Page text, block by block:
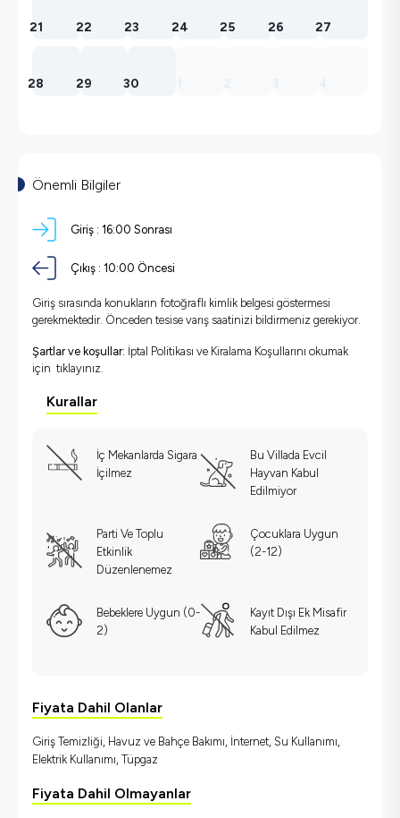
21 22 23 24 25 26 27
28 29 30
Önemli Bilgiler
Giriş : 16:00 Sonrası
Çıkış : 10:00 Öncesi
Giriş sırasında konukların fotoğraflı kimlik belgesi göstermesi
gerekmektedir. Önceden tesise varış saatinizi bildirmeniz gerekiyor.
Şartlar ve koşullar: İptal Politikası ve Kiralama Koşullarını okumak
için tıklayınız.
Kurallar
İç Mekanlarda Sigara
İçilmez
Bu Villada Evcil
Hayvan Kabul
Edilmiyor
Parti Ve Toplu
Etkinlik
Düzenlenemez
Çocuklara Uygun
(2-12)
Bebeklere Uygun (0-
2)
Kayıt Dışı Ek Misafir
Kabul Edilmez
Fiyata Dahil Olanlar
Giriş Temizliği, Havuz ve Bahçe Bakımı, İnternet, Su Kullanımı,
Elektrik Kullanımı, Tüpgaz
Fiyata Dahil Olmayanlar